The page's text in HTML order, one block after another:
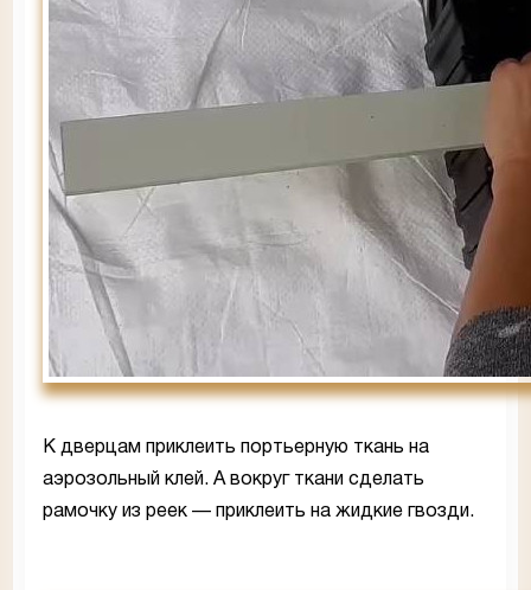
К дверцам приклеить портьерную ткань на
аэрозольный клей. А вокруг ткани сделать
рамочку из реек — приклеить на жидкие гвозди.